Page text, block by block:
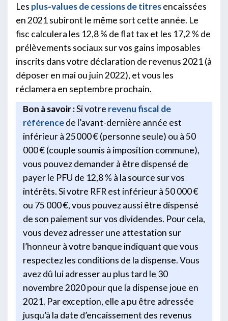
Les plus-values de cessions de titresencaissées
en 2021 subiront le même sort cette année. Le
fisc calculera les 12,8 % de flat tax et les 17,2 % de
prélèvements sociaux sur vos gains imposables
inscrits dans votre déclaration de revenus 2021 (à
déposer en mai ou juin 2022), et vous les
réclamera en septembre prochain.
Bon à savoir :Si votre revenu fiscal de
référencede l’avant-dernière année est
inférieur à 25 000 € (personne seule) ou à 50
000 € (couple soumis à imposition commune),
vous pouvez demander à être dispensé de
payer le PFU de 12,8 % à la source sur vos
intérêts. Si votre RFR est inférieur à 50 000 €
ou 75 000 €, vous pouvez aussi être dispensé
de son paiement sur vos dividendes. Pour cela,
vous devez adresser une attestation sur
l’honneur à votre banque indiquant que vous
respectez les conditions de la dispense. Vous
avez dû lui adresser au plus tard le 30
novembre 2020 pour que la dispense joue en
2021. Par exception, elle a pu être adressée
jusqu’à la date d’encaissement des revenus